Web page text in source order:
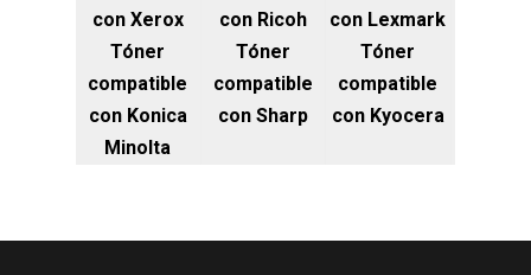
con Xerox
con Ricoh
con Lexmark
Tóner
compatible
con Konica
Minolta
Tóner
compatible
con Sharp
Tóner
compatible
con Kyocera